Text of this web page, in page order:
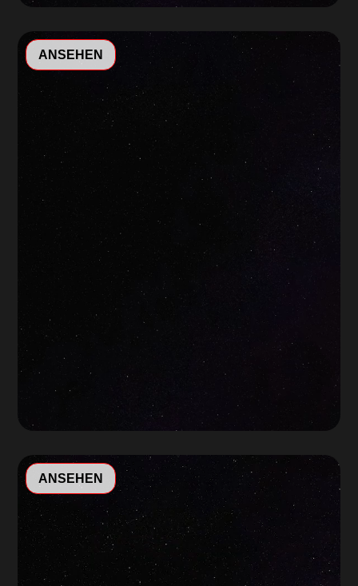
Video-
PlayerANSEHEN
Video-
PlayerANSEHEN